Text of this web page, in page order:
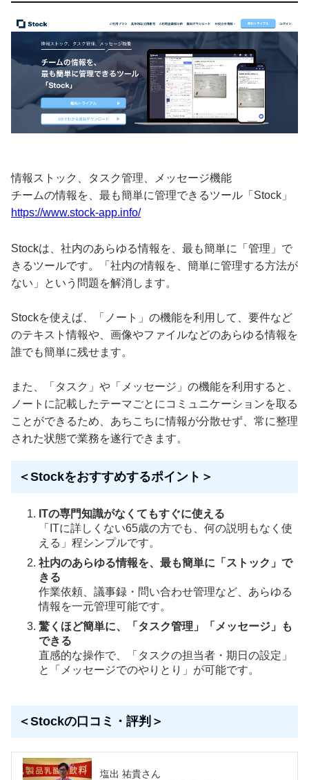
情報ストック、タスク管理、メッセージ機能
チームの情報を、最も簡単に管理できるツール「Stock」
https://www.stock-app.info/
Stockは、社内のあらゆる情報を、最も簡単に「管理」で
きるツールです。「社内の情報を、簡単に管理する方法が
ない」という問題を解消します。
Stockを使えば、「ノート」の機能を利用して、要件など
のテキスト情報や、画像やファイルなどのあらゆる情報を
誰でも簡単に残せます。
また、「タスク」や「メッセージ」の機能を利用すると、
ノートに記載したテーマごとにコミュニケーションを取る
ことができるため、あちこちに情報が分散せず、常に整理
された状態で業務を遂行できます。
＜Stockをおすすめするポイント＞
ITの専門知識がなくてもすぐに使える
「ITに詳しくない65歳の方でも、何の説明もなく使
える」程シンプルです。
社内のあらゆる情報を、最も簡単に「ストック」で
きる
作業依頼、議事録・問い合わせ管理など、あらゆる
情報を一元管理可能です。
驚くほど簡単に、「タスク管理」「メッセージ」も
できる
直感的な操作で、「タスクの担当者・期日の設定」
と「メッセージでのやりとり」が可能です。
＜Stockの口コミ・評判＞
塩出 祐貴さん